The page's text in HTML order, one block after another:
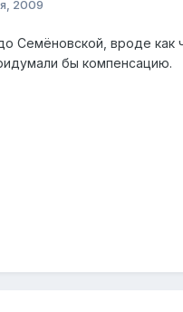
2009
Семёновской, вроде как
бы компенсацию.